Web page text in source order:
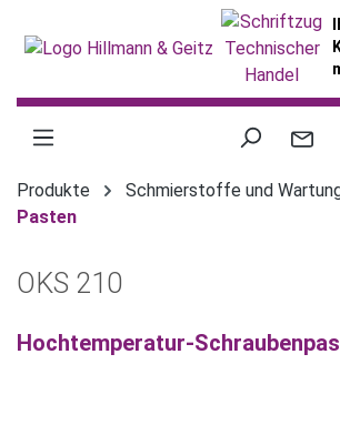
Produkte
Schmierstoffe und
Pasten
OKS 210
Hochtemperatur-